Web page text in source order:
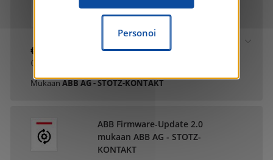
mukaan ABB AG - STOTZ-
€0.00
MukaanABB AG - STOTZ-KONTAKT
ABB Firmware-Update 2.0
mukaan ABB AG - STOTZ-
KONTAKT
Personoi